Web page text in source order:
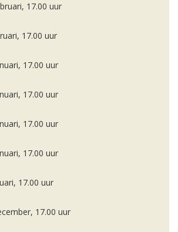
17.00 uur
17.00 uur
17.00 uur
17.00 uur
17.00 uur
17.00 uur
17.00 uur
17.00 uur